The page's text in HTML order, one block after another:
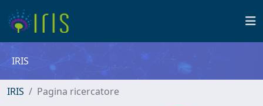
IRIS
IRIS Pagina ricercatore